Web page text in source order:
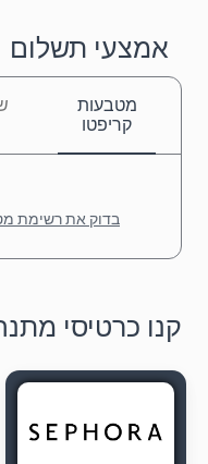
אמצעי תשלום
מטבעות
קריפטו
בדוק את רשימת
קנו כרטיסי